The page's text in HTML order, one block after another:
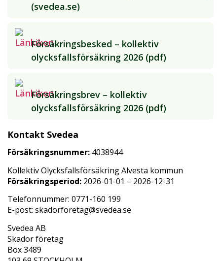
(svedea.se)
Försäkringsbesked – kollektiv
olycksfallsförsäkring 2026 (pdf)
Försäkringsbrev – kollektiv
olycksfallsförsäkring 2026 (pdf)
Kontakt Svedea
Försäkringsnummer: 4038944
Kollektiv Olycksfallsförsäkring Alvesta kommun
Försäkringsperiod: 2026-01-01 – 2026-12-31
Telefonnummer: 0771-160 199
E-post: skadorforetag@svedea.se
Svedea AB
Skador företag
Box 3489